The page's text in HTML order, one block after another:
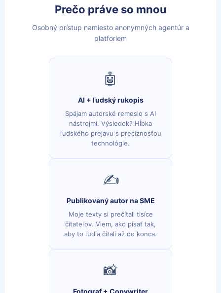
Prečo práve so mnou
Osobný prístup namiesto anonymných agentúr a
platforiem
🤖
AI + ľudský rukopis
Spájam autorské remeslo s AI
nástrojmi. Výsledok? Hĺbka
ľudského prejavu s precíznosťou
technológie.
✍️
Publikovaný autor na SME
Moje texty si prečítali tisíce
čitateľov. Viem, ako písať tak,
aby to ľudia čítali až do konca.
📸
Fotograf + Copywriter